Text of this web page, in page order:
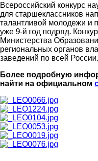
Всероссийский конкурс
для старшеклассников
талантливой молодежи и
уже 9-й год подряд.
Министерства
региональных органов
заведений по всей России.
Более подробную
найти на официальном